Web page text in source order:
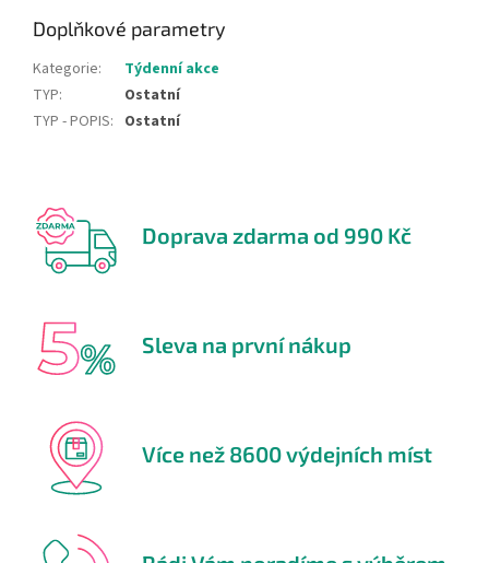
Doplňkové parametry
Kategorie:
Týdenní akce
TYP:
Ostatní
TYP - POPIS: Ostatní
Doprava zdarma od 990 Kč
Sleva na první nákup
Více než 8600 výdejních míst